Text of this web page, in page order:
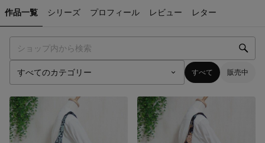
作品一覧 シリーズ プロフィール レビュー レター
すべて 販売中